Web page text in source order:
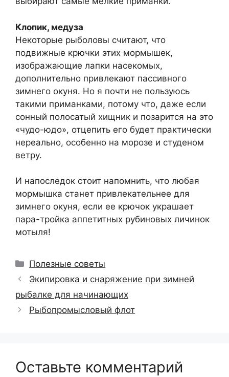
Клопик, медуза
Некоторые рыболовы считают, что
подвижные крючки этих мормышек,
изображающие лапки насекомых,
дополнительно привлекают пассивного
зимнего окуня. Но я почти не пользуюсь
такими приманками, потому что, даже если
сонный полосатый хищник и позарится на это
«чудо-юдо», отцепить его будет практически
нереально, особенно на морозе и студеном
ветру.
И напоследок стоит напомнить, что любая
мормышка станет привлекательнее для
зимнего окуня, если ее крючок украшает
пара-тройка аппетитных рубиновых личинок
мотыля!
Рубрики
Полезные советы
Экипировка и снаряжение при зимней
рыбалке для начинающих
Рыбопромысловый флот
Оставьте комментарий